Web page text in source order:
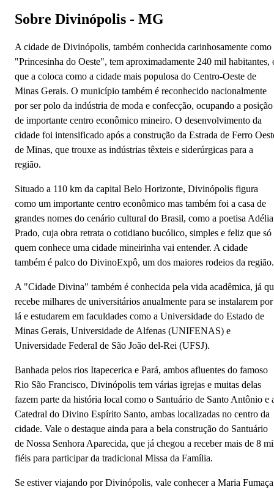
Sobre Divinópolis - MG
A cidade de Divinópolis, também conhecida carinhosamente como
"Princesinha do Oeste", tem aproximadamente 240 mil habitantes,
que a coloca como a cidade mais populosa do Centro-Oeste de
Minas Gerais. O município também é reconhecido nacionalmente
por ser polo da indústria de moda e confecção, ocupando a posição
de importante centro econômico mineiro. O desenvolvimento da
cidade foi intensificado após a construção da Estrada de Ferro
de Minas, que trouxe as indústrias têxteis e siderúrgicas para a
região.
Situado a 110 km da capital Belo Horizonte, Divinópolis figura
como um importante centro econômico mas também foi a casa de
grandes nomes do cenário cultural do Brasil, como a poetisa Adélia
Prado, cuja obra retrata o cotidiano bucólico, simples e feliz que só
quem conhece uma cidade mineirinha vai entender. A cidade
também é palco do DivinoExpô, um dos maiores rodeios da região.
A "Cidade Divina" também é conhecida pela vida acadêmica, já
recebe milhares de universitários anualmente para se instalarem por
lá e estudarem em faculdades como a Universidade do Estado de
Minas Gerais, Universidade de Alfenas (UNIFENAS) e
Universidade Federal de São João del-Rei (UFSJ).
Banhada pelos rios Itapecerica e Pará, ambos afluentes do famoso
Rio São Francisco, Divinópolis tem várias igrejas e muitas delas
fazem parte da história local como o Santuário de Santo Antônio e
Catedral do Divino Espírito Santo, ambas localizadas no centro da
cidade. Vale o destaque ainda para a bela construção do Santuário
de Nossa Senhora Aparecida, que já chegou a receber mais de 8
fiéis para participar da tradicional Missa da Família.
Se estiver viajando por Divinópolis, vale conhecer a Maria